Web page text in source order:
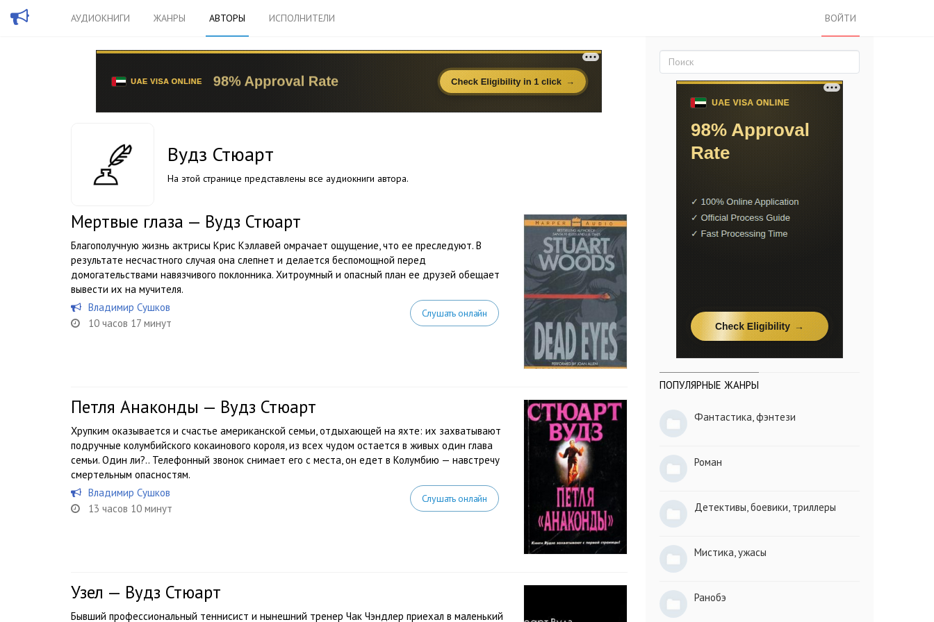
АУДИОКНИГИ ЖАНРЫ АВТОРЫ ИСПОЛНИТЕЛИ ВОЙТИ
Вудз Стюарт
На этой странице представлены все аудиокниги автора.
Мертвые глаза — Вудз Стюарт
Благополучную жизнь актрисы Крис Кэллавей омрачает ощущение, что ее преследуют. В
результате несчастного случая она слепнет и делается беспомощной перед
домогательствами навязчивого поклонника. Хитроумный и опасный план ее друзей обещает
вывести их на мучителя.
Владимир Сушков
10 часов 17 минут
Слушать онлайн
Петля Анаконды — Вудз Стюарт
Хрупким оказывается и счастье американской семьи, отдыхающей на яхте: их захватывают
подручные колумбийского кокаинового короля, из всех чудом остается в живых один глава
семьи. Один ли?.. Телефонный звонок снимает его с места, он едет в Колумбию — навстречу
смертельным опасностям.
Владимир Сушков
13 часов 10 минут
Слушать онлайн
Узел — Вудз Стюарт
Бывший профессиональный теннисист и нынешний тренер Чак Чэндлер приехал в маленький
ПОПУЛЯРНЫЕ ЖАНРЫ
Фантастика, фэнтези
Роман
Детективы, боевики, триллеры
Мистика, ужасы
Ранобэ